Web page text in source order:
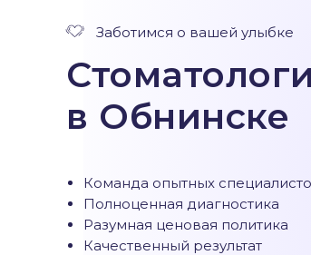
в Обнинске
Заботимся о вашей улыбке
Команда опытных
Полноценная диагностика
Разумная ценовая политика
Качественный результат